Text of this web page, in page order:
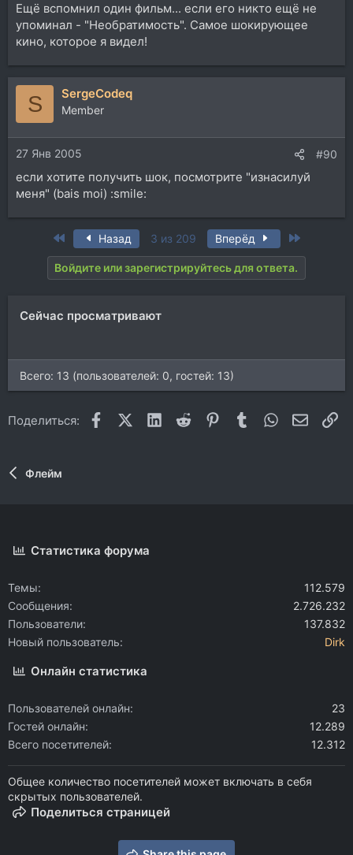
Ещё вспомнил один фильм... если его никто ещё не
упоминал - "Необратимость". Самое шокирующее
кино, которое я видел!
S SergeCodeq
Member
27 Янв 2005 #90
если хотите получить шок, посмотрите "изнасилуй
меня" (bais moi) :smile:
First Назад 3 из 209 Вперёд
Войдите или зарегистрируйтесь для ответа.
Сейчас просматривают
Всего: 13 (пользователей: 0, гостей: 13)
Поделиться: FacebookX (Twitter)
LinkedIn
Reddit Pinterest
Tumblr WhatsApp
Флейм
Статистика форума
Темы
112.579
Сообщения
2.726.232
Пользователи
137.832
Новый пользователь
Dirk
Онлайн статистика
Пользователей онлайн
23
Гостей онлайн
12.289
Всего посетителей
12.312
Общее количество посетителей может включать в себя
скрытых пользователей.
Поделиться страницей